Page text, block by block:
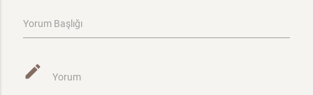
Yorum Başlığı
mode_edit Yorum